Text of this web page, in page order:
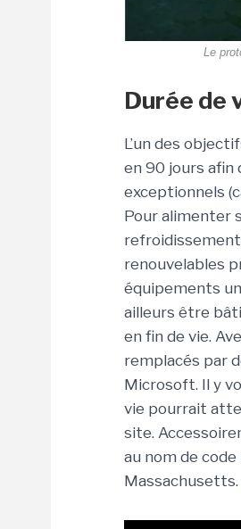
Le
Durée de
L’un des
en 90 jours afin
exceptionnels
Pour alimenter
renouvelables
équipements
ailleurs être
en fin de vie.
remplacés par
Microsoft. Il y
vie pourrait
site.
au nom de
Massachusetts.